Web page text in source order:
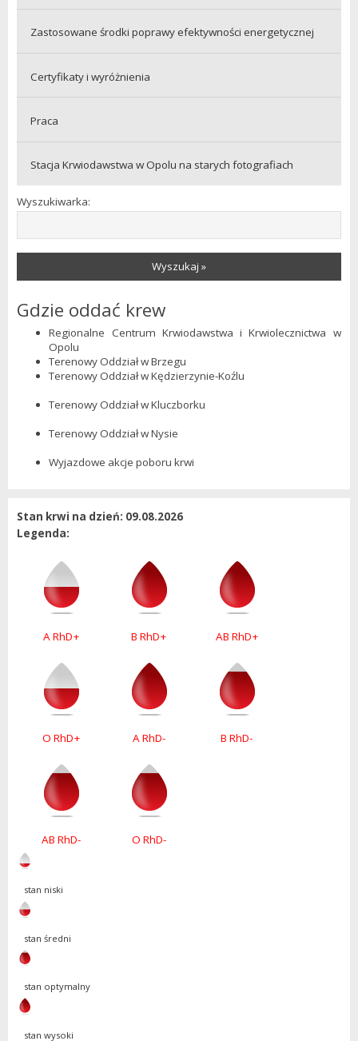
Zastosowane środki poprawy efektywności energetycznej
Certyfikaty i wyróżnienia
Praca
Stacja Krwiodawstwa w Opolu na starych fotografiach
Wyszukiwarka:
Wyszukaj »
Gdzie oddać krew
Regionalne Centrum Krwiodawstwa i Krwiolecznictwa w
Opolu
Terenowy Oddział w Brzegu
Terenowy Oddział w Kędzierzynie-Koźlu
Terenowy Oddział w Kluczborku
Terenowy Oddział w Nysie
Wyjazdowe akcje poboru krwi
Stan krwi na dzień: 09.08.2026
Legenda:
A RhD+ B RhD+ AB RhD+
O RhD+ A RhD- B RhD-
AB RhD- O RhD-
stan niski
stan średni
stan optymalny
stan wysoki